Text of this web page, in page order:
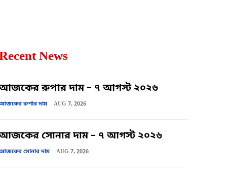
News
রুপার দাম – ৭ আগস্ট ২০২৬
রুপার দাম AUG 7, 2026
সোনার দাম – ৭ আগস্ট ২০২৬
সোনার দাম AUG 7, 2026